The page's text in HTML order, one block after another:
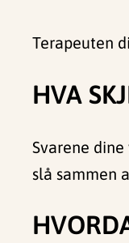
Terapeuten
HVA
Svarene
slå sammen